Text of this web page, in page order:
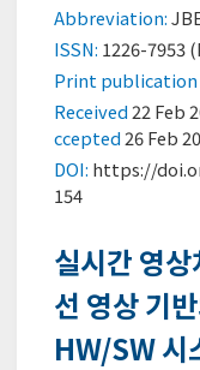
Abbreviation:
ISSN: 1226-7953
Print publication
Received 22 Feb
ccepted 26 Feb
DOI: https://
154
실시간 영
선 영상 기
HW/SW 시